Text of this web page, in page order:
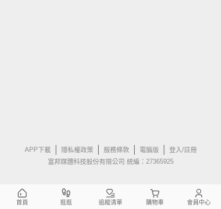
APP下載 隱私權政策 服務條款 電腦版
登入/註冊
富邦媒體科技股份有限公司 統編：27365925
首頁 逛逛 追蹤清單 購物車 會員中心